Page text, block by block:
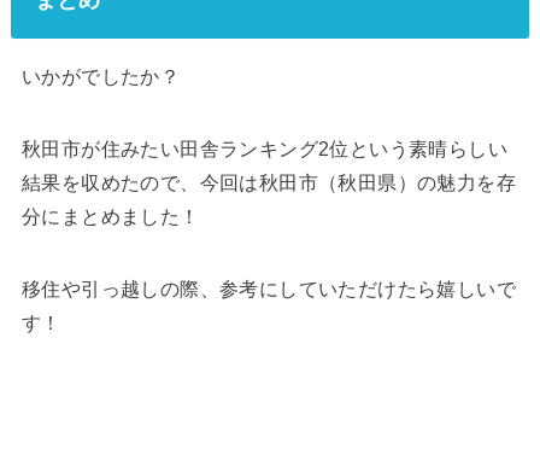
いかがでしたか？
秋田市が住みたい田舎ランキング2位という素晴らしい
結果を収めたので、今回は秋田市（秋田県）の魅力を存
分にまとめました！
移住や引っ越しの際、参考にしていただけたら嬉しいで
す！